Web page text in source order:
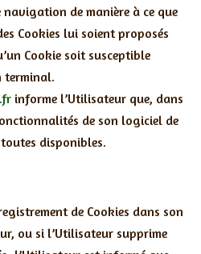
de manière à ce que
Cookies lui soient proposés
Cookie soit susceptible
terminal.
informe l’Utilisateur que, dans
de son logiciel de
disponibles.
de Cookies dans son
ou si l’Utilisateur supprime